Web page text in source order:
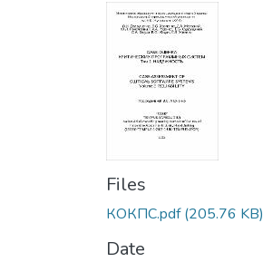
Files
КОКПС.pdf(205.76 KB)
Date